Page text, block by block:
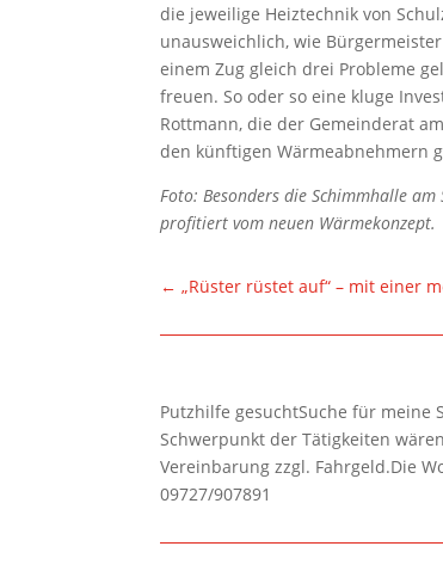
die jeweilige Heiztechnik von
unausweichlich, wie
einem Zug gleich drei Probleme
freuen. So oder so eine kluge
Rottmann, die der Gemeinderat
den künftigen Wärmeabnehmern
Foto: Besonders die Schimmhalle
profitiert vom neuen Wärmekonzept.
←„Rüster rüstet auf“ – mit einer
Putzhilfe gesuchtSuche für meine
Schwerpunkt der Tätigkeiten
Vereinbarung zzgl. Fahrgeld.Die
09727/907891